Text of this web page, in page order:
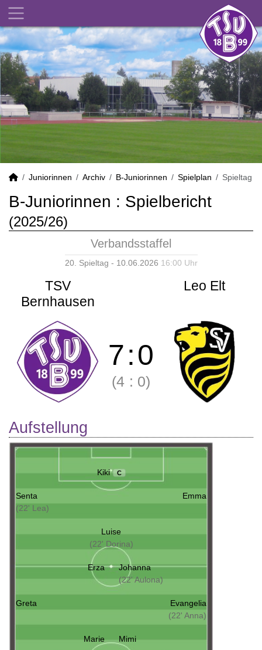
Juniorinnen Archiv B-Juniorinnen Spielplan Spieltag
B-Juniorinnen : Spielbericht
(2025/26)
Verbandsstaffel
20. Spieltag - 10.06.2026 16:00 Uhr
TSV
Bernhausen
Leo Elt
7:0
(4 : 0)
Aufstellung
Kiki C
Senta
(22' Lea)
Emma
Luise
(22' Dorina)
Erza
Johanna
(22' Aulona)
Greta
Evangelia
(22' Anna)
Marie Mimi